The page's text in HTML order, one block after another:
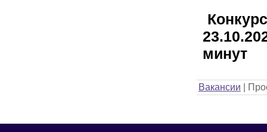
минут
Вакансии